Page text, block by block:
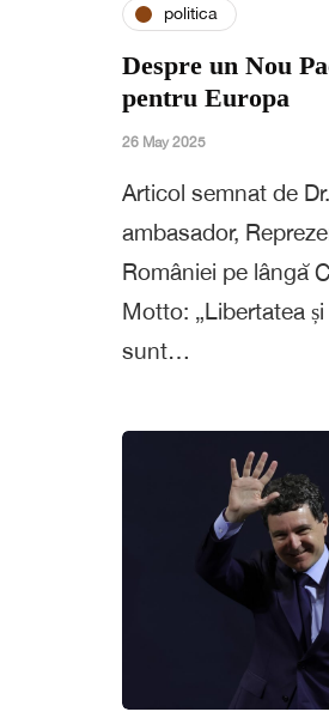
politica
Despre un Nou
pentru Europa
26 May 2025
Articol semnat de
ambasador,
României pe lângă
Motto: „Libertatea
sunt…